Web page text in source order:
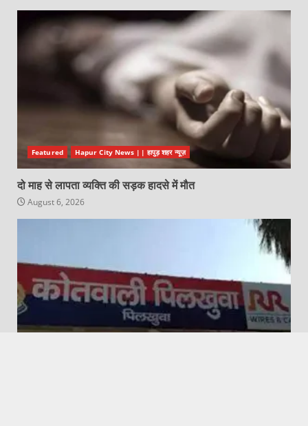
Featured Hapur City News || हापुड़ शहर न्यूज़
दो माह से लापता व्यक्ति की सड़क हादसे में मौत
August 6, 2026